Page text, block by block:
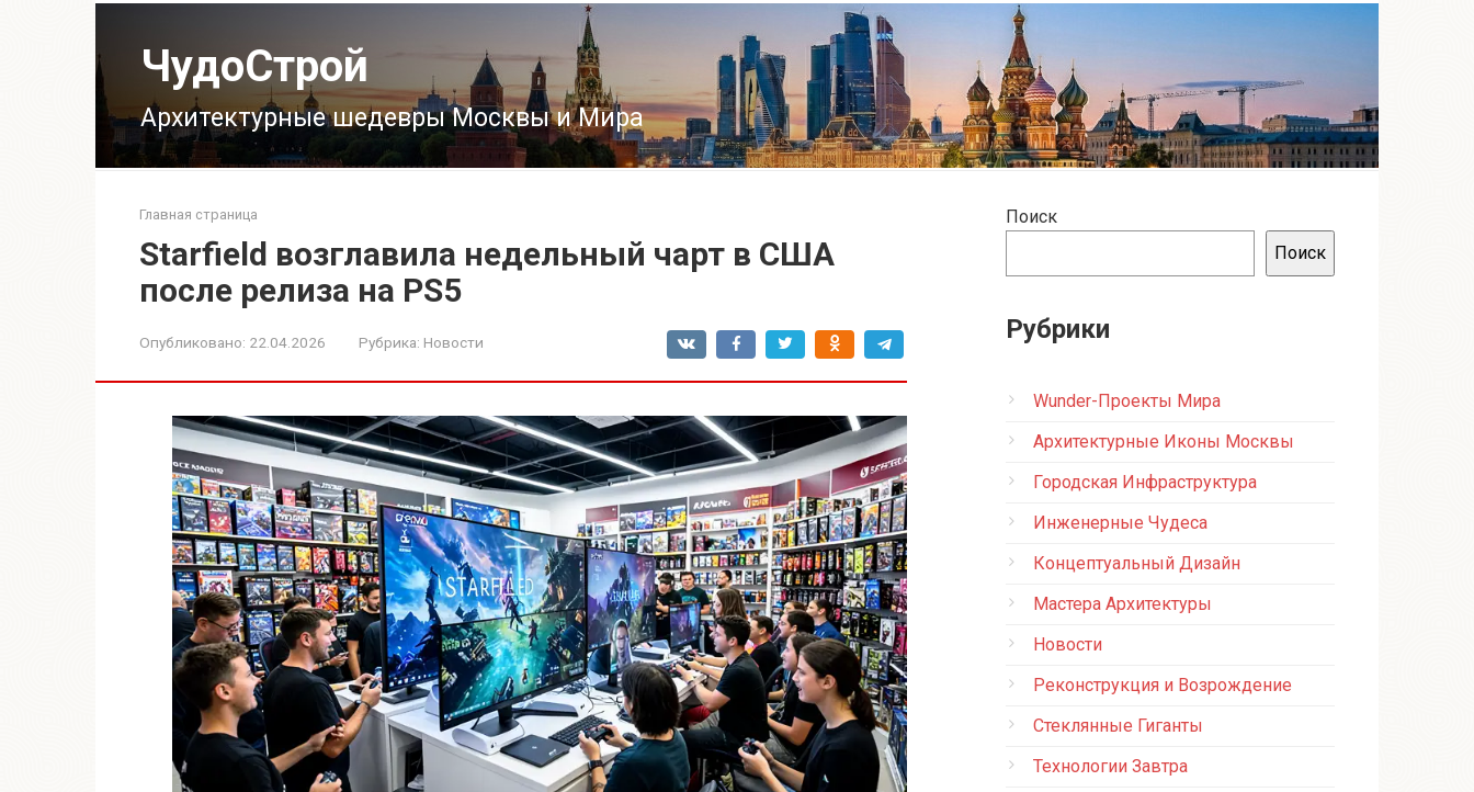
ЧудоСтрой
Архитектурные шедевры Москвы и Мира
Главная страница
Starfield возглавила недельный чарт в США
после релиза на PS5
Опубликовано: 22.04.2026 Рубрика: Новости
Поиск
Поиск
Рубрики
Wunder-Проекты Мира
Архитектурные Иконы Москвы
Городская Инфраструктура
Инженерные Чудеса
Концептуальный Дизайн
Мастера Архитектуры
Новости
Реконструкция и Возрождение
Стеклянные Гиганты
Технологии Завтра